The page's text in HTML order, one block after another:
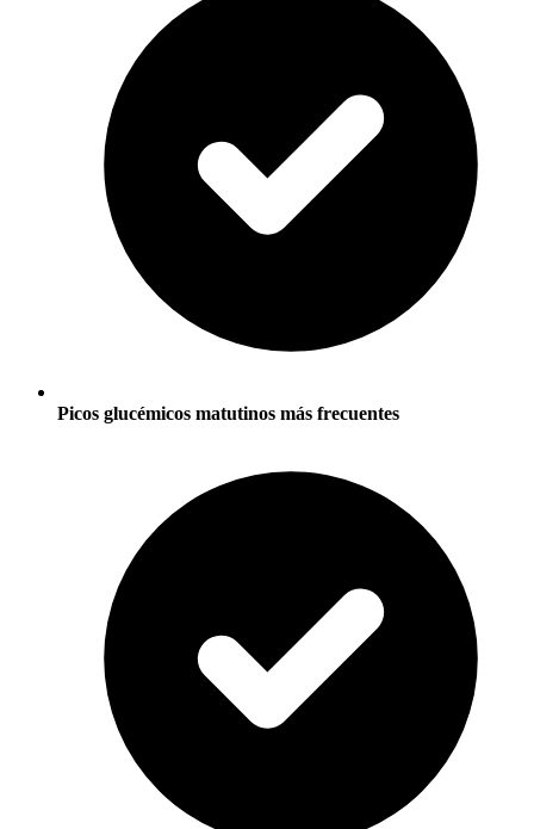
Picos glucémicos matutinos más frecuentes